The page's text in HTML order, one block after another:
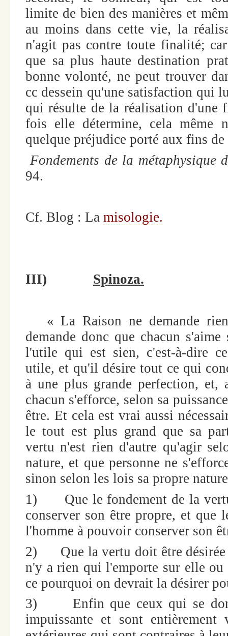
limite de bien des manières et
au moins dans cette vie, la
n'agit pas contre toute finalité;
que sa plus haute destination
bonne volonté, ne peut trouver
cc dessein qu'une satisfaction qui
qui résulte de la réalisation d'une
fois elle détermine, cela même
quelque préjudice porté aux fins
Fondements de la métaphysique
94.
Cf. Blog : La misologie.
III) Spinoza.
« La Raison ne demande
demande donc que chacun
l'utile qui est sien, c'est-à-dire
utile, et qu'il désire tout ce qui
à une plus grande perfection, et,
chacun s'efforce, selon sa
être. Et cela est vrai aussi
le tout est plus grand que sa
vertu n'est rien d'autre qu'agir
nature, et que personne ne
sinon selon les lois sa propre
1) Que le fondement de la
conserver son être propre, et que
l'homme à pouvoir conserver son
2) Que la vertu doit être désirée
n'y a rien qui l'emporte sur elle
ce pourquoi on devrait la désirer
3) Enfin que ceux qui se
impuissante et sont entièrement